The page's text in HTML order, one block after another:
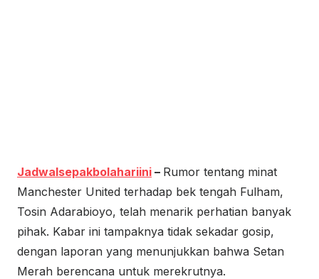
Jadwalsepakbolahariini – Rumor tentang minat
Manchester United terhadap bek tengah Fulham,
Tosin Adarabioyo, telah menarik perhatian banyak
pihak. Kabar ini tampaknya tidak sekadar gosip,
dengan laporan yang menunjukkan bahwa Setan
Merah berencana untuk merekrutnya.